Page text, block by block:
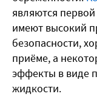
являются
имеют высокий
безопасности,
приёме, а
эффекты в виде
жидкости.